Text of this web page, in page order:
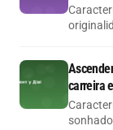
carreira